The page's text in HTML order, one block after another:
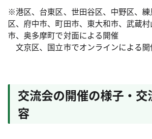
※港区、台東区、世田谷区、中野区、
区、府中市、町田市、東大和市、武蔵
市、奥多摩町で対面による開催
文京区、国立市でオンラインによる開
交流会の開催の様子・交
容